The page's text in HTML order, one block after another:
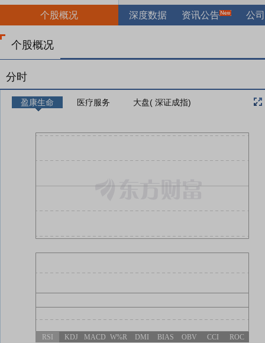
个股概况 深度数据 资讯公告 公
个股概况
分时
盈康生命 医疗服务 大盘( 深证成指)
RSI KDJ MACD W%R DMI BIAS OBV CCI ROC